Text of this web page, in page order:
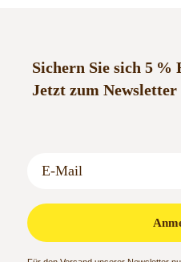
21.09.2021
Sichern Sie sich 5 %
Jetzt zum